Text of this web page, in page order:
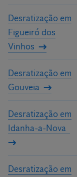
Desratização em
Figueiró dos
Vinhos
Desratização em
Gouveia
Desratização em
Idanha-a-Nova
Desratização em